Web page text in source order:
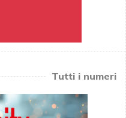
Tutti i numeri